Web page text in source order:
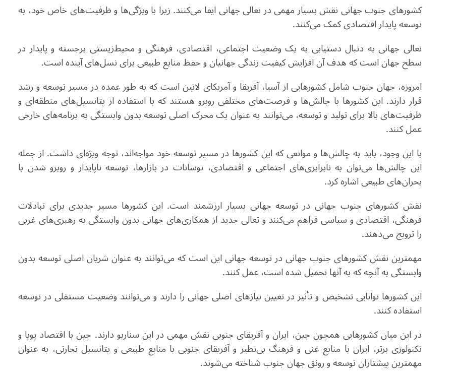
کشورهای جنوبجهانینقش بسیار مهمی در تعالی جهانی ایفا می‌کنند. زیرا با ویژگی‌ها و ظرفیت‌های خاص خود، به
توسعه پایدار اقتصادی کمک می‌کنند.
تعالی جهانی به دنبال دستیابی به یک وضعیت اجتماعی، اقتصادی، فرهنگی و محیط‌زیستی برجسته و پایدار در
سطح جهان است که هدف آن افزایش کیفیت زندگی جهانیان و حفظ منابع طبیعی برای نسل‌های آینده است.
امروزه، جهان جنوب شامل کشورهایی از آسیا، آفریقا و آمریکای لاتین است که به طور عمده در مسیر توسعه و رشد
قرار دارند. این کشورها با چالش‌ها و فرصت‌های مختلفی روبرو هستند که با استفاده از پتانسیل‌های منطقه‌ای و
ظرفیت‌های بالا برای تولید و توسعه، می‌توانند به عنوان یک محرک اصلی توسعه بدون وابستگی به برنامه‌های خارجی
عمل کنند.
با این وجود، باید به چالش‌ها و موانعی که این کشورها در مسیر توسعه خود مواجه‌اند، توجه ویژه‌ای داشت. از جمله
این چالش‌ها می‌توان به نابرابری‌های اجتماعی و اقتصادی، نوسانات در بازارها، توسعه ناپایدار و روبرو شدن با
بحران‌های طبیعی اشاره کرد.
نقش کشورهای جنوب جهانی در توسعه جهانی بسیار ارزشمند است. این کشورها مسیر جدیدی برای تبادلات
فرهنگی، اقتصادی و سیاسی فراهم می‌کنند و تعالی جدید از همکاری‌های جهانی بدون وابستگی به رهبری‌های غربی
را ترویج می‌دهند.
مهمترین نقش کشورهای جنوب جهانی در توسعه جهانی این است که می‌توانند به عنوان شریان اصلی توسعه بدون
وابستگی به آنچه که به آنها تحمیل شده است، عمل کنند.
این کشورها توانایی تشخیص و تأثیر در تعیین نیازهای اصلی جهانی را دارند و می‌توانند وضعیت مستقلی در توسعه
استفاده کنند.
در این میان کشورهایی همچون چین، ایران و آفریقای جنوبی نقش مهمی در این سناریو دارند. چین با اقتصاد پویا و
تکنولوژی برتر، ایران با منابع غنی و فرهنگ بی‌نظیر و آفریقای جنوبی با منابع طبیعی و پتانسیل تجارتی، به عنوان
مهمترین پیشتازان توسعه و رونق جهان جنوب شناخته می‌شوند.